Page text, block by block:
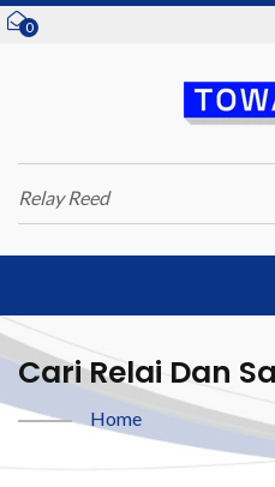
0
Cari Relai Dan
| Toward
Home